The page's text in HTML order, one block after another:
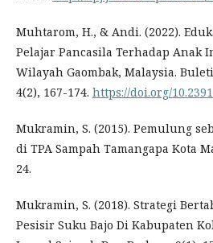
Muhtarom, H., & Andi. (2022).
Pelajar Pancasila Terhadap Anak
Wilayah Gaombak, Malaysia.
4(2), 167-174. https://doi.org/
Mukramin, S. (2015). Pemulung
di TPA Sampah Tamangapa Kota
24.
Mukramin, S. (2018). Strategi
Pesisir Suku Bajo Di Kabupaten